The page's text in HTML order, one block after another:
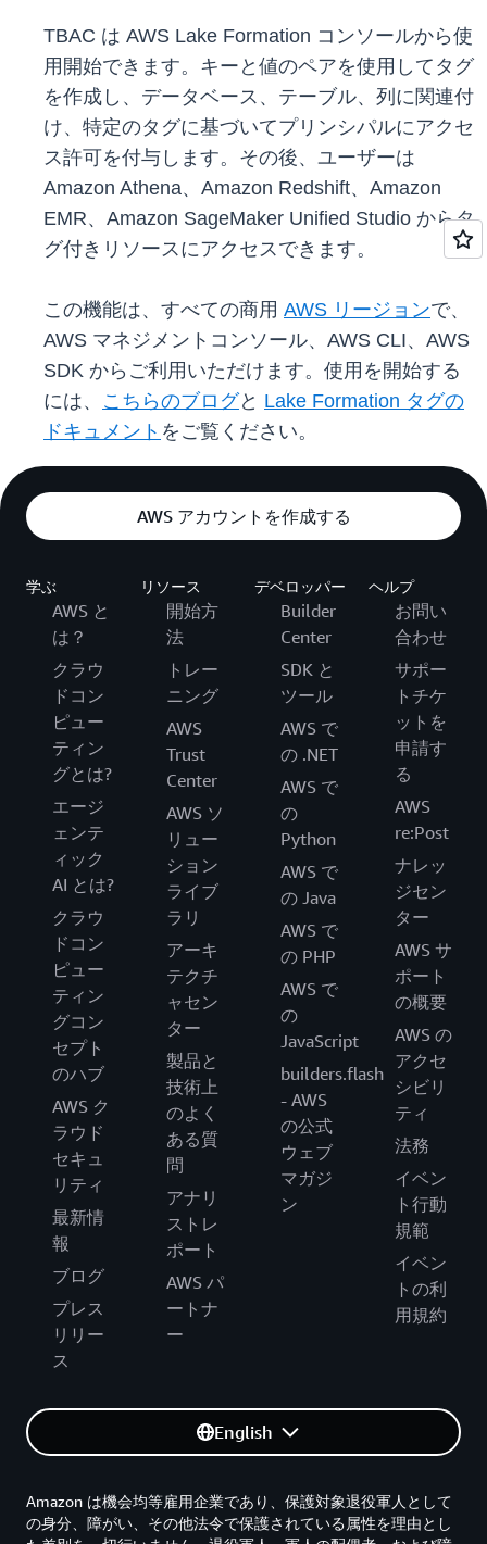
TBAC は AWS Lake Formation コンソールから使
用開始できます。キーと値のペアを使用してタグ
を作成し、データベース、テーブル、列に関連付
け、特定のタグに基づいてプリンシパルにアクセ
ス許可を付与します。その後、ユーザーは
Amazon Athena、Amazon Redshift、Amazon
EMR、Amazon SageMaker Unified Studio からタ
グ付きリソースにアクセスできます。
この機能は、すべての商用 AWS リージョンで、
AWS マネジメントコンソール、AWS CLI、AWS
SDK からご利用いただけます。使用を開始する
には、 こちらのブログと Lake Formation タグの
ドキュメント をご覧ください。
AWS アカウントを作成する
学ぶ
AWS と
は？
クラウ
ドコン
ピュー
ティン
グとは?
エージ
ェンテ
ィック
AI とは?
クラウ
ドコン
ピュー
ティン
グコン
セプト
のハブ
AWS ク
ラウド
セキュ
リティ
最新情
報
ブログ
プレス
リリー
ス
リソース
開始方
法
トレー
ニング
AWS
Trust
Center
AWS ソ
リュー
ション
ライブ
ラリ
アーキ
テクチ
ャセン
ター
製品と
技術上
のよく
ある質
問
アナリ
ストレ
ポート
AWS パ
ートナ
ー
デベロッパー
Builder
Center
SDK と
ツール
AWS で
の .NET
AWS で
の
Python
AWS で
の Java
AWS で
の PHP
AWS で
の
JavaScript
builders.flash
- AWS
の公式
ウェブ
マガジ
ン
ヘルプ
お問い
合わせ
サポー
トチケ
ットを
申請す
る
AWS
re:Post
ナレッ
ジセン
ター
AWS サ
ポート
の概要
AWS の
アクセ
シビリ
ティ
法務
イベン
ト行動
規範
イベン
トの利
用規約
English
Amazon は機会均等雇用企業であり、保護対象退役軍人として
の身分、障がい、その他法令で保護されている属性を理由とし